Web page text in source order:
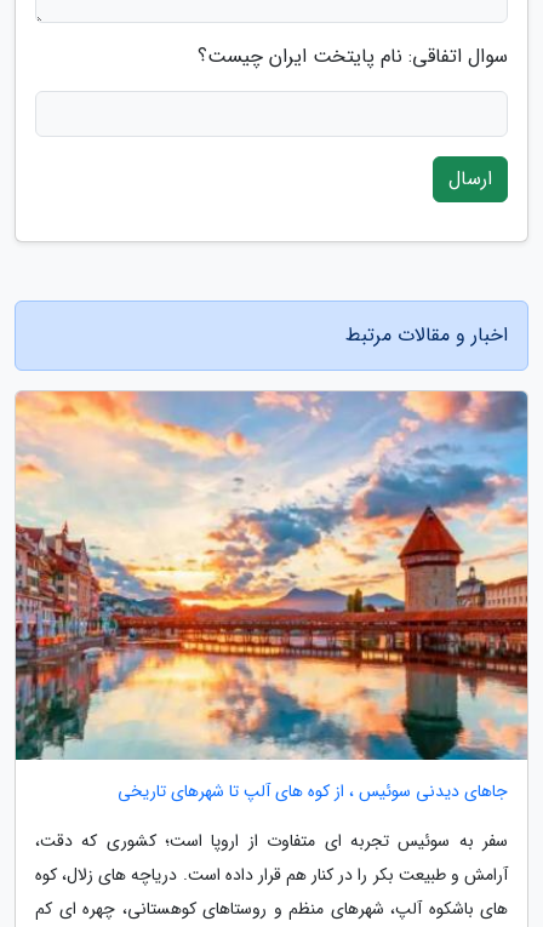
سوال اتفاقی: نام پایتخت ایران چیست؟
ارسال
اخبار و مقالات مرتبط
جاهای دیدنی سوئیس ، از کوه های آلپ تا شهرهای تاریخی
سفر به سوئیس تجربه ای متفاوت از اروپا است؛ کشوری که دقت،
آرامش و طبیعت بکر را در کنار هم قرار داده است. دریاچه های زلال، کوه
های باشکوه آلپ، شهرهای منظم و روستاهای کوهستانی، چهره ای کم